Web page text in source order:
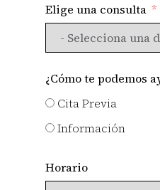
Elige una consulta
¿Cómo te podemos
Cita Previa
Información
Horario